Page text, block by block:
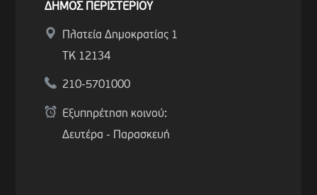
ΔΗΜΟΣ ΠΕΡΙΣΤΕΡΙΟΥ
Πλατεία Δημοκρατίας 1
ΤΚ 12134
210-5701000
Εξυπηρέτηση κοινού:
Δευτέρα - Παρασκευή